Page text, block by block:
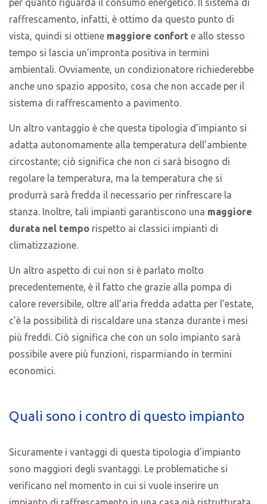
per quanto riguarda il consumo energetico. Il sistema di
raffrescamento, infatti, è ottimo da questo punto di
vista, quindi si ottiene maggiore confort e allo stesso
tempo si lascia un’impronta positiva in termini
ambientali. Ovviamente, un condizionatore richiederebbe
anche uno spazio apposito, cosa che non accade per il
sistema di raffrescamento a pavimento.
Un altro vantaggio è che questa tipologia d’impianto si
adatta autonomamente alla temperatura dell’ambiente
circostante; ciò significa che non ci sarà bisogno di
regolare la temperatura, ma la temperatura che si
produrrà sarà fredda il necessario per rinfrescare la
stanza. Inoltre, tali impianti garantiscono una maggiore
durata nel tempo rispetto ai classici impianti di
climatizzazione.
Un altro aspetto di cui non si è parlato molto
precedentemente, è il fatto che grazie alla pompa di
calore reversibile, oltre all’aria fredda adatta per l’estate,
c’è la possibilità di riscaldare una stanza durante i mesi
più freddi. Ciò significa che con un solo impianto sarà
possibile avere più funzioni, risparmiando in termini
economici.
Quali sono i contro di questo impianto
Sicuramente i vantaggi di questa tipologia d’impianto
sono maggiori degli svantaggi. Le problematiche si
verificano nel momento in cui si vuole inserire un